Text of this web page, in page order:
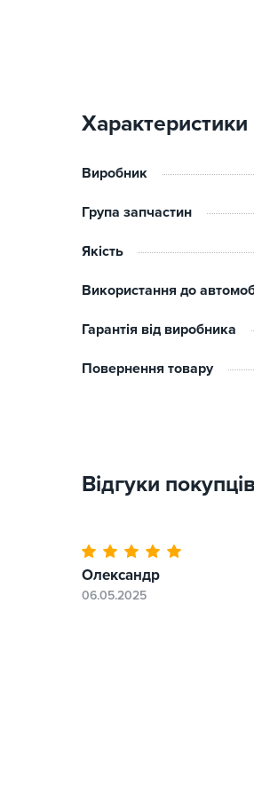
Характеристики
Виробник
Група запчастин
Якість
Використання до
Гарантія від виробника
Повернення товару
Відгуки покупців
Олександр
06.05.2025